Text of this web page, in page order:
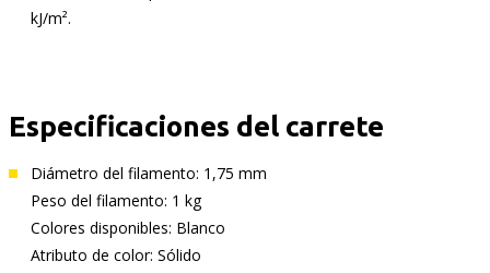
kJ/m².
Especificaciones del carrete
Diámetro del filamento: 1,75 mm
Peso del filamento: 1 kg
Colores disponibles: Blanco
Atributo de color: Sólido